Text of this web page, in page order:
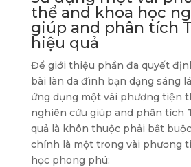
thể and khoa học
giúp and phân tích
hiệu quả
Để giới thiệu phần đa quyết
bài làn da đình bạn dạng sáng
ứng dụng một vài phương tiện
nghiên cứu giúp and phân tích
quả là khôn thuộc phải bắt
chính là một trong vài phương
học phong phú: